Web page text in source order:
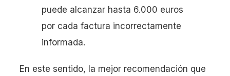
puede alcanzar hasta 6.000 euros
por cada factura incorrectamente
informada.
En este sentido, la mejor recomendación que